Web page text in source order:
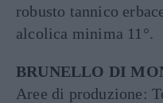
robusto tannico
alcolica minima 11°.
BRUNELLO DI
Aree di produzione: